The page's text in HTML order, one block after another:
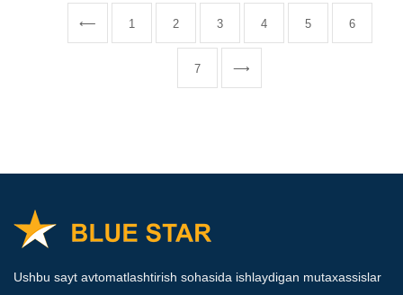
⟵ 1 2 3 4 5 6
7 ⟶
Ushbu sayt avtomatlashtirish sohasida ishlaydigan mutaxassislar